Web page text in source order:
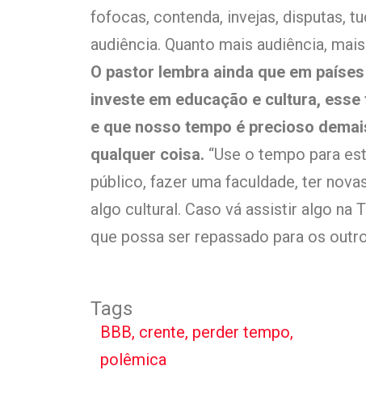
fofocas, contenda, invejas, disputas,
audiência. Quanto mais audiência,
O pastor lembra ainda que em
investe em educação e cultura,
e que nosso tempo é precioso
qualquer coisa. “Use o tempo para
público, fazer uma faculdade, ter
algo cultural. Caso vá assistir algo na
que possa ser repassado para os
Tags
BBB, crente, perder tempo,
polêmica